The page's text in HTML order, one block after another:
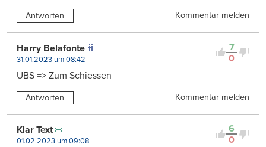
Antworten Kommentar melden
7
0
Harry Belafonte
31.01.2023 um 08:42
UBS => Zum Schiessen
Antworten Kommentar melden
6
0
Klar Text
01.02.2023 um 09:08